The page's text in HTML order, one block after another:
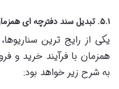
۵.۱. تبدیل سند دفترچه ای همزمان با انتقال (خرید و فروش)
یکی از رایج ترین
همزمان با فرآیند خرید و
به شرح زیر خواهد بود: